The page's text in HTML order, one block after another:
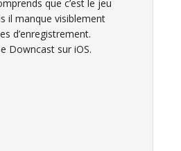
que c’est le jeu
il manque visiblement
d’enregistrement.
Downcast sur iOS.